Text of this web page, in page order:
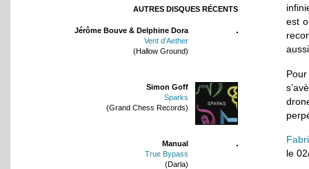
AUTRES DISQUES RÉCENTS
Jérôme Bouve & Delphine Dora
Vent d’Aether
(Hallow Ground)
Simon Goff
Sparks
(Grand Chess Records)
Manual
True Bypass
(Darla)
est
le